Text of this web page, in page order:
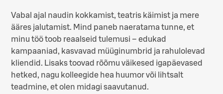
Vabal ajal naudin kokkamist, teatris käimist ja mere
ääres jalutamist. Mind paneb naeratama tunne, et
minu töö toob reaalseid tulemusi – edukad
kampaaniad, kasvavad müüginumbrid ja rahulolevad
kliendid. Lisaks toovad rõõmu väikesed igapäevased
hetked, nagu kolleegide hea huumor või lihtsalt
teadmine, et olen midagi saavutanud.